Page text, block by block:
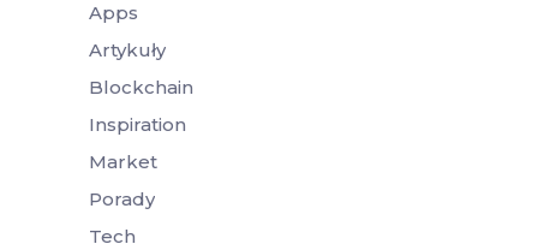
Apps
Artykuły
Blockchain
Inspiration
Market
Porady
Tech